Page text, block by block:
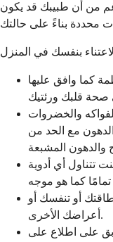
من أن طبيبك قد يكون
كما وافق عليها
والخضروات
الدهون مع الحد من
تتناول أي أدوية
أو تنفسك أو
أعراضك الأخرى.
على اطلاع على